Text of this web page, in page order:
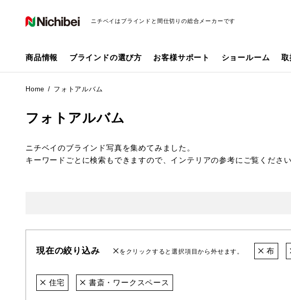
ニチベイはブラインドと間仕切りの総合メーカーです
商品情報 ブラインドの選び方 お客様サポート ショールーム 取
Home フォトアルバム
フォトアルバム
ニチベイのブラインド写真を集めてみました。
キーワードごとに検索もできますので、インテリアの参考にご覧ください
現在の絞り込み をクリックすると選択項目から外せます。 布
住宅 書斎・ワークスペース